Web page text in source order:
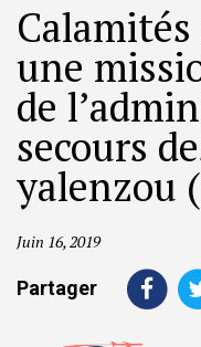
une
de
secours
yalenzou
Juin 16, 2019
Partager